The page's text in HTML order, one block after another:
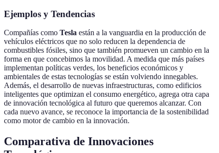
Ejemplos y Tendencias
Compañías como Tesla están a la vanguardia en la producción de
vehículos eléctricos que no solo reducen la dependencia de
combustibles fósiles, sino que también promueven un cambio en la
forma en que concebimos la movilidad. A medida que más países
implementan políticas verdes, los beneficios económicos y
ambientales de estas tecnologías se están volviendo innegables.
Además, el desarrollo de nuevas infraestructuras, como edificios
inteligentes que optimizan el consumo energético, agrega otra capa
de innovación tecnológica al futuro que queremos alcanzar. Con
cada nuevo avance, se reconoce la importancia de la sostenibilidad
como motor de cambio en la innovación.
Comparativa de Innovaciones